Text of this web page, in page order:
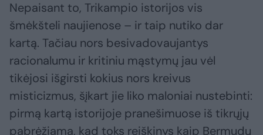
Nepaisant to, Trikampio istorijos vis
šmėkšteli naujienose – ir taip nutiko dar
kartą. Tačiau nors besivadovaujantys
racionalumu ir kritiniu mąstymų jau vėl
tikėjosi išgirsti kokius nors kreivus
misticizmus, šįkart jie liko maloniai nustebinti:
pirmą kartą istorijoje pranešimuose iš tikrųjų
pabrėžiama, kad toks reiškinys kaip Bermudų